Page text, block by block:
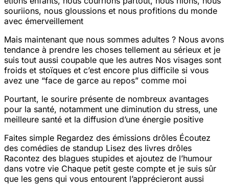
souriions, nous gloussions et nous profitions du monde
avec émerveillement
Mais maintenant que nous sommes adultes ? Nous avons
tendance à prendre les choses tellement au sérieux et je
suis tout aussi coupable que les autres Nos visages sont
froids et stoïques et c’est encore plus difficile si vous
avez une “face de garce au repos” comme moi
Pourtant, le sourire présente de nombreux avantages
pour la santé, notamment une diminution du stress, une
meilleure santé et la diffusion d’une énergie positive
Faites simple Regardez des émissions drôles Écoutez
des comédies de standup Lisez des livres drôles
Racontez des blagues stupides et ajoutez de l’humour
dans votre vie Chaque petit geste compte et je suis sûr
que les gens qui vous entourent l’apprécieront aussi